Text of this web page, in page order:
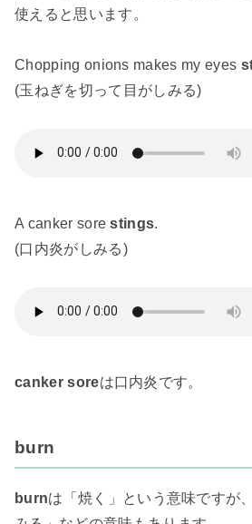
使えると思います。
Chopping onions makes my eyes
(玉ねぎを切って目がしみる)
A canker sorestings.
(口内炎がしみる)
canker soreは口内炎です。
burn
burnは「焼く」という意味ですが